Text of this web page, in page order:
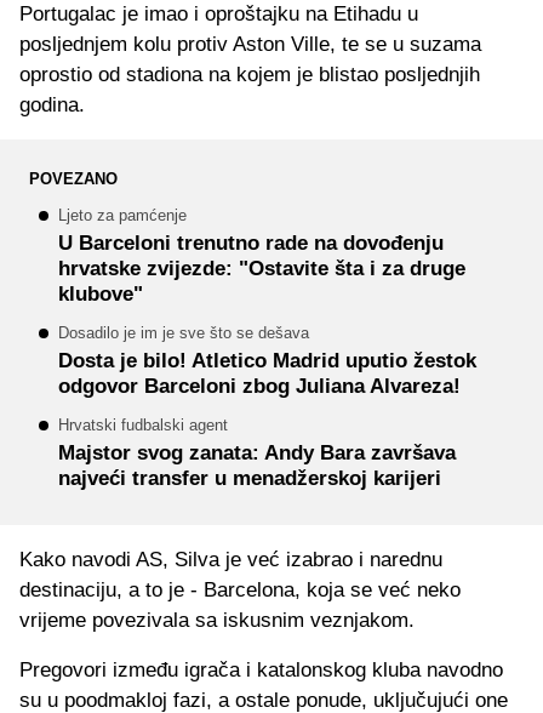
Portugalac je imao i oproštajku na Etihadu u
posljednjem kolu protiv Aston Ville, te se u suzama
oprostio od stadiona na kojem je blistao posljednjih
godina.
POVEZANO
Ljeto za pamćenje
U Barceloni trenutno rade na dovođenju
hrvatske zvijezde: "Ostavite šta i za druge
klubove"
Dosadilo je im je sve što se dešava
Dosta je bilo! Atletico Madrid uputio žestok
odgovor Barceloni zbog Juliana Alvareza!
Hrvatski fudbalski agent
Majstor svog zanata: Andy Bara završava
najveći transfer u menadžerskoj karijeri
Kako navodi AS, Silva je već izabrao i narednu
destinaciju, a to je - Barcelona, koja se već neko
vrijeme povezivala sa iskusnim veznjakom.
Pregovori između igrača i katalonskog kluba navodno
su u poodmakloj fazi, a ostale ponude, uključujući one